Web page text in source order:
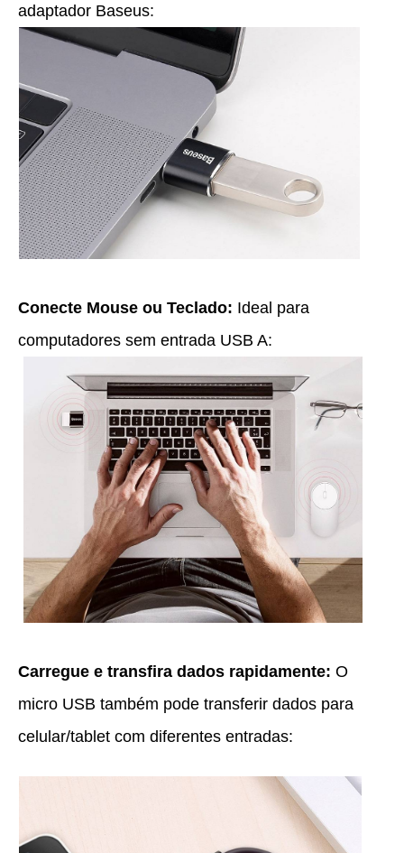
adaptador Baseus:
Conecte Mouse ou Teclado: Ideal para
computadores sem entrada USB A:
Carregue e transfira dados rapidamente: O
micro USB também pode transferir dados para
celular/tablet com diferentes entradas: